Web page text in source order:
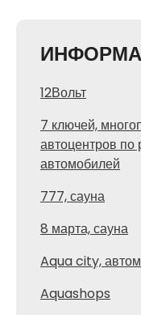
12Вольт
7 ключей,
автоцентров
автомобилей
777, сауна
8 марта, сауна
Aqua city,
Aquashops